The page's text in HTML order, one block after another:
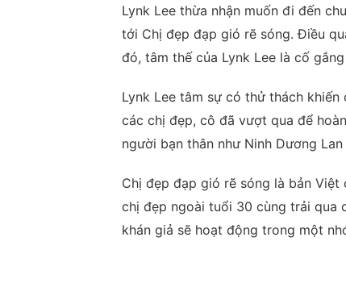
Lynk Lee thừa nhận muốn đi đến
tới Chị đẹp đạp gió rẽ sóng. Điều
đó, tâm thế của Lynk Lee là cố
Lynk Lee tâm sự có thử thách
các chị đẹp, cô đã vượt qua để
người bạn thân như Ninh Dương
Chị đẹp đạp gió rẽ sóng là bản Việt
chị đẹp ngoài tuổi 30 cùng trải qua
khán giả sẽ hoạt động trong một